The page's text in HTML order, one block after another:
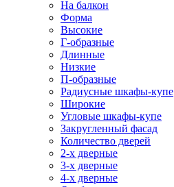
На балкон
Форма
Высокие
Г-образные
Длинные
Низкие
П-образные
Радиусные шкафы-купе
Широкие
Угловые шкафы-купе
Закругленный фасад
Количество дверей
2-х дверные
3-х дверные
4-х дверные